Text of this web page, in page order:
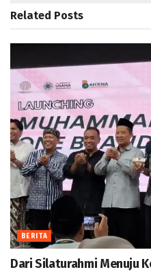
Related Posts
BERITA
Dari Silaturahmi Menuju